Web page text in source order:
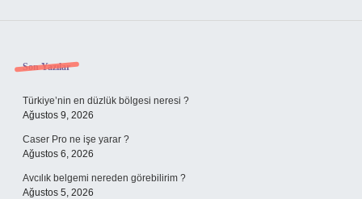
Sidebar
Son Yazılar
Türkiye’nin en düzlük bölgesi neresi ?
Ağustos 9, 2026
Caser Pro ne işe yarar ?
Ağustos 6, 2026
Avcılık belgemi nereden görebilirim ?
Ağustos 5, 2026